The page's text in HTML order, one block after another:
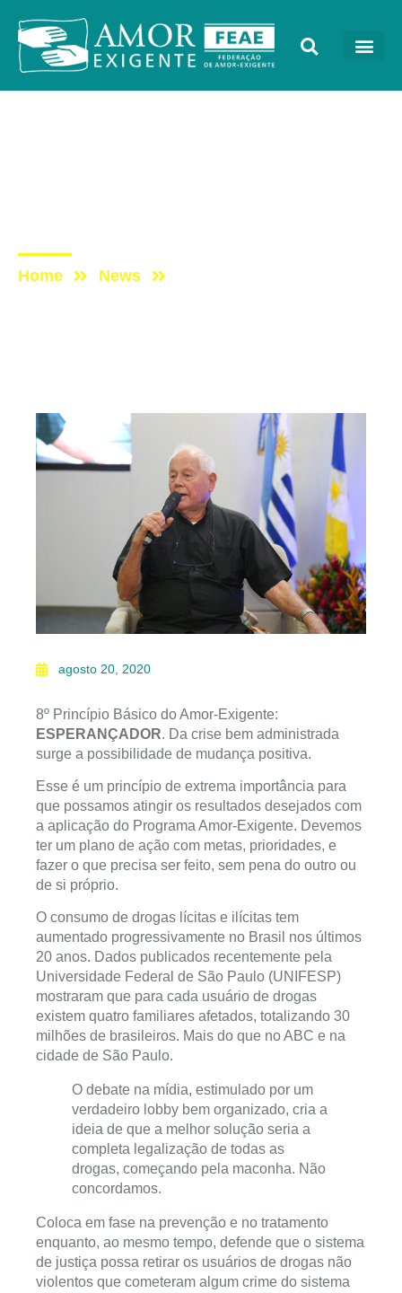
Home News
agosto 20, 2020
8º Princípio Básico do Amor-Exigente:
ESPERANÇADOR. Da crise bem administrada
surge a possibilidade de mudança positiva.
Esse é um princípio de extrema importância para
que possamos atingir os resultados desejados com
a aplicação do Programa Amor-Exigente. Devemos
ter um plano de ação com metas, prioridades, e
fazer o que precisa ser feito, sem pena do outro ou
de si próprio.
O consumo de drogas lícitas e ilícitas tem
aumentado progressivamente no Brasil nos últimos
20 anos. Dados publicados recentemente pela
Universidade Federal de São Paulo (UNIFESP)
mostraram que para cada usuário de drogas
existem quatro familiares afetados, totalizando 30
milhões de brasileiros. Mais do que no ABC e na
cidade de São Paulo.
O debate na mídia, estimulado por um
verdadeiro lobby bem organizado, cria a
ideia de que a melhor solução seria a
completa legalização de todas as
drogas, começando pela maconha. Não
concordamos.
Coloca em fase na prevenção e no tratamento
enquanto, ao mesmo tempo, defende que o sistema
de justiça possa retirar os usuários de drogas não
violentos que cometeram algum crime do sistema